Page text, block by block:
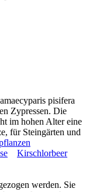
pisifera
Zypressen. Die
im hohen Alter eine
für Steingärten und
werden. Sie
Kirschlorbeer